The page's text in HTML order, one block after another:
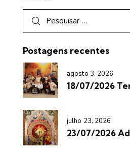
Postagens recentes
agosto 3, 2026
18/07/2026
julho 23, 2026
23/07/2026